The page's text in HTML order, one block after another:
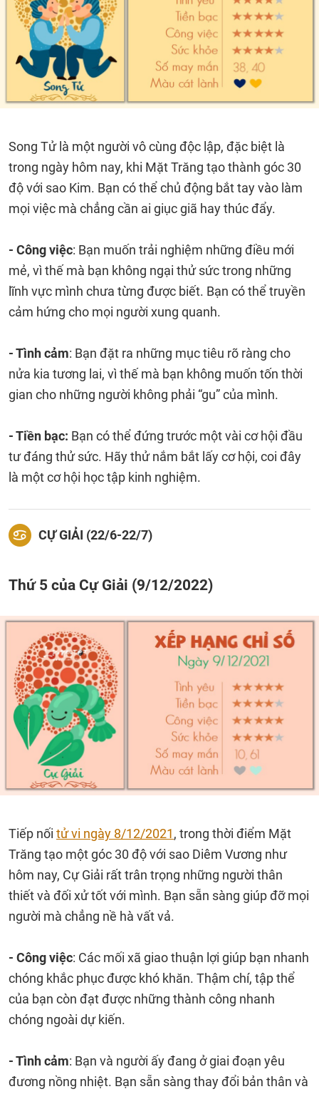
Song Tử là một người vô cùng độc lập, đặc biệt là
trong ngày hôm nay, khi Mặt Trăng tạo thành góc 30
độ với sao Kim. Bạn có thể chủ động bắt tay vào làm
mọi việc mà chẳng cần ai giục giã hay thúc đẩy.
- Công việc: Bạn muốn trải nghiệm những điều mới
mẻ, vì thế mà bạn không ngại thử sức trong những
lĩnh vực mình chưa từng được biết. Bạn có thể truyền
cảm hứng cho mọi người xung quanh.
- Tình cảm: Bạn đặt ra những mục tiêu rõ ràng cho
nửa kia tương lai, vì thế mà bạn không muốn tốn thời
gian cho những người không phải “gu” của mình.
- Tiền bạc: Bạn có thể đứng trước một vài cơ hội đầu
tư đáng thử sức. Hãy thử nắm bắt lấy cơ hội, coi đây
là một cơ hội học tập kinh nghiệm.
CỰ GIẢI (22/6-22/7)
Thứ 5 của Cự Giải (9/12/2022)
Tiếp nối tử vi ngày 8/12/2021, trong thời điểm Mặt
Trăng tạo một góc 30 độ với sao Diêm Vương như
hôm nay, Cự Giải rất trân trọng những người thân
thiết và đối xử tốt với mình. Bạn sẵn sàng giúp đỡ mọi
người mà chẳng nề hà vất vả.
- Công việc: Các mối xã giao thuận lợi giúp bạn nhanh
chóng khắc phục được khó khăn. Thậm chí, tập thể
của bạn còn đạt được những thành công nhanh
chóng ngoài dự kiến.
- Tình cảm: Bạn và người ấy đang ở giai đoạn yêu
đương nồng nhiệt. Bạn sẵn sàng thay đổi bản thân và